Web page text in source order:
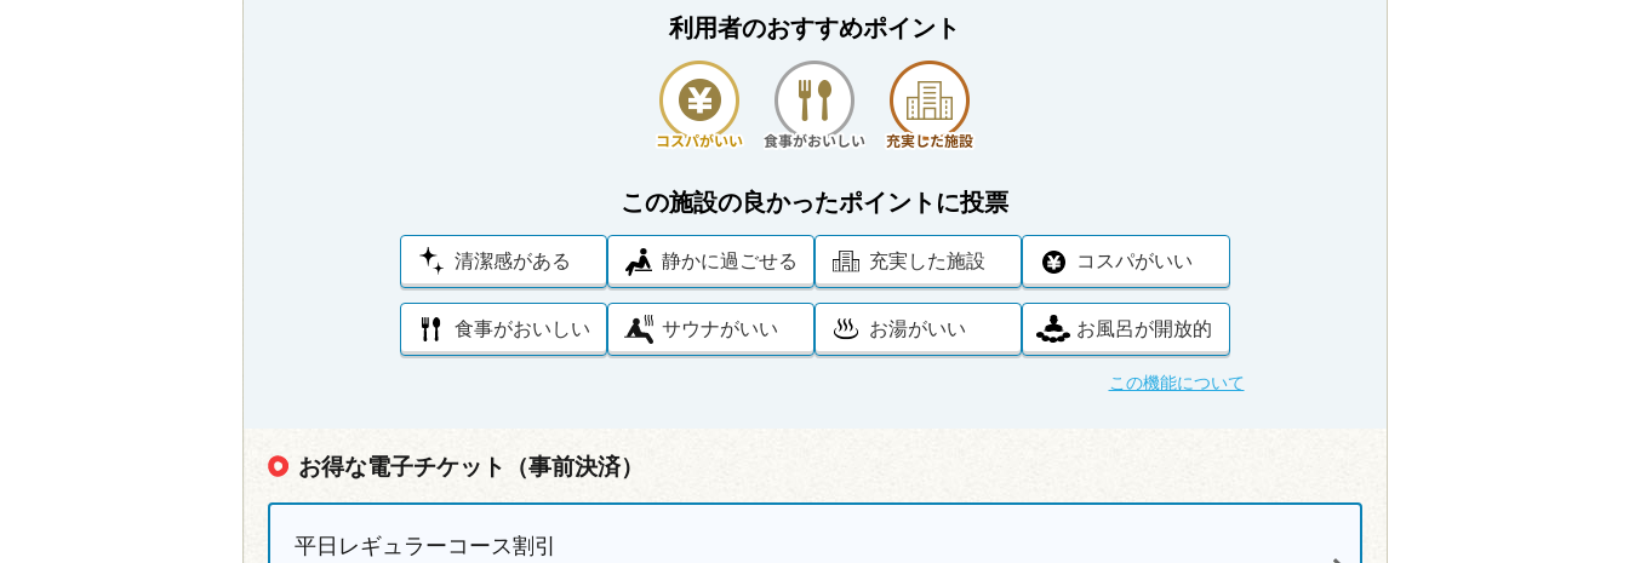
利用者のおすすめポイント
この施設の良かったポイントに投票
清潔感がある 静かに過ごせる 充実した施設 コスパがいい
食事がおいしい サウナがいい お湯がいい お風呂が開放的
この機能について
お得な電子チケット（事前決済）
平日レギュラーコース割引